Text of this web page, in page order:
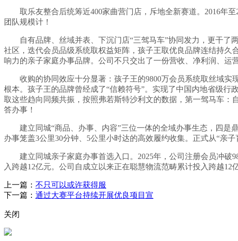
取乐友整合后统筹近400家曲营门店，斥地全新赛道。2016年至
团队规模计！
自有品牌、丝域并表、下沉门店“三驾马车”协同发力，更干了
社区，迭代会员品级系统取权益矩阵，孩子王取优良品牌连结持
响力的亲子家庭办事品牌。公司不只交出了一份营收、净利润、运
收购的协同效应十分显著：孩子王的9800万会员系统取丝域实
根本。孩子王的品牌曾经成了“信赖符号”。实现了中国内地省级
取这些趋向同频共振，按照弗若斯特沙利文的数据，第一驾马车
答办事！
建立同城“商品、办事、内容”三位一体的全域办事生态，四是
办事笼盖3公里30分钟、5公里小时达的高效履约收集。正式从“亲子
建立同城亲子家庭办事首选入口。2025年，公司注册会员冲破
入跨越12亿元。公司自成立以来正在聪慧物流范畴累计投入跨越12
上一篇： 不只可以或许获得服
下一篇： 通过大赛平台持续开展优良项目宣
关闭